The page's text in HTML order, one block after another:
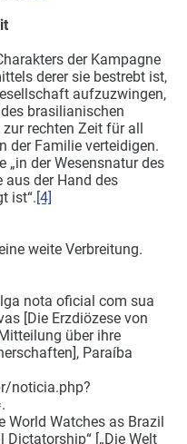
der Kampagne
derer sie bestrebt ist,
aufzuzwingen,
brasilianischen
rechten Zeit für all
der Familie verteidigen.
„in der Wesensnatur des
aus der Hand des
ist“.[4]
weite Verbreitung.
nota oficial com sua
[Die Erzdiözese von
über ihre
Paraíba
noticia.php?
World Watches as Brazil
[„Die Welt